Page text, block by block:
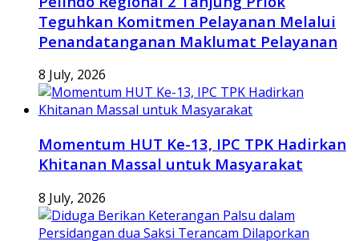
Teguhkan Komitmen Pelayanan Melalui
Penandatanganan Maklumat Pelayanan
8 July, 2026
Momentum HUT Ke-13, IPC TPK Hadirkan
Khitanan Massal untuk Masyarakat
8 July, 2026